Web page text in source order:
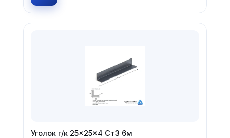
Уголок г/к 25×25×4 Ст3 6м